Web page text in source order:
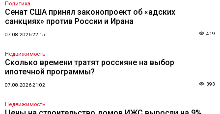
Политика
Сенат США принял законопроект об «адских
санкциях» против России и Ирана
07.08.2026 22:15 419
Недвижимость
Сколько времени тратят россияне на выбор
ипотечной программы?
07.08.2026 21:02 393
Недвижимость